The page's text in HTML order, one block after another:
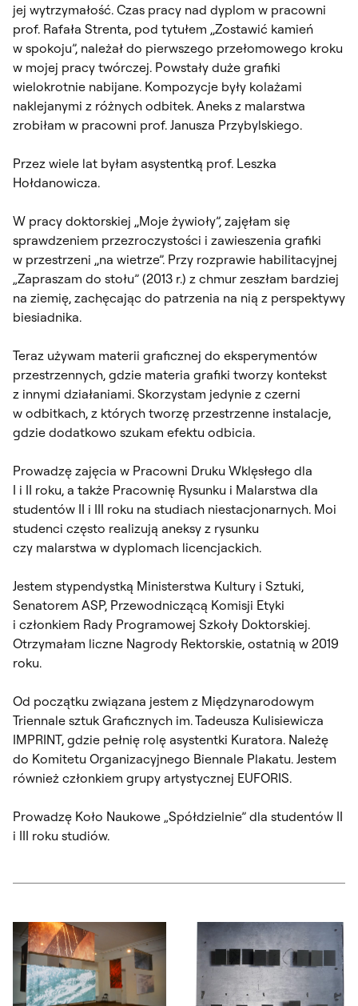
jej wytrzymałość. Czas pracy nad dyplom w pracowni
prof. Rafała Strenta, pod tytułem ,,Zostawić kamień
w spokoju”, należał do pierwszego przełomowego kroku
w mojej pracy twórczej. Powstały duże grafiki
wielokrotnie nabijane. Kompozycje były kolażami
naklejanymi z różnych odbitek. Aneks z malarstwa
zrobiłam w pracowni prof. Janusza Przybylskiego.
Przez wiele lat byłam asystentką prof. Leszka
Hołdanowicza.
W pracy doktorskiej ,,Moje żywioły”, zajęłam się
sprawdzeniem przezroczystości i zawieszenia grafiki
w przestrzeni ,,na wietrze”. Przy rozprawie habilitacyjnej
„Zapraszam do stołu” (2013 r.) z chmur zeszłam bardziej
na ziemię, zachęcając do patrzenia na nią z perspektywy
biesiadnika.
Teraz używam materii graficznej do eksperymentów
przestrzennych, gdzie materia grafiki tworzy kontekst
z innymi działaniami. Skorzystam jedynie z czerni
w odbitkach, z których tworzę przestrzenne instalacje,
gdzie dodatkowo szukam efektu odbicia.
Prowadzę zajęcia w Pracowni Druku Wklęsłego dla
I i II roku, a także Pracownię Rysunku i Malarstwa dla
studentów II i III roku na studiach niestacjonarnych. Moi
studenci często realizują aneksy z rysunku
czy malarstwa w dyplomach licencjackich.
Jestem stypendystką Ministerstwa Kultury i Sztuki,
Senatorem ASP, Przewodniczącą Komisji Etyki
i członkiem Rady Programowej Szkoły Doktorskiej.
Otrzymałam liczne Nagrody Rektorskie, ostatnią w 2019
roku.
Od początku związana jestem z Międzynarodowym
Triennale sztuk Graficznych im. Tadeusza Kulisiewicza
IMPRINT, gdzie pełnię rolę asystentki Kuratora. Należę
do Komitetu Organizacyjnego Biennale Plakatu. Jestem
również członkiem grupy artystycznej EUFORIS.
Prowadzę Koło Naukowe „Spółdzielnie” dla studentów II
i III roku studiów.